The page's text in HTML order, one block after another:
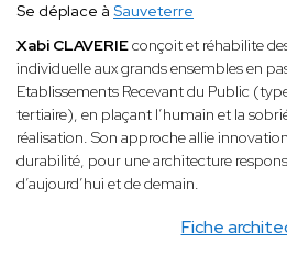
Fiche
Se déplace à Sauveterre
Xabi CLAVERIEconçoit et réhabilite
individuelle aux grands ensembles en
Etablissements Recevant du Public
tertiaire), en plaçant l’humain et la
réalisation. Son approche allie
durabilité, pour une architecture
d’aujourd’hui et de demain.